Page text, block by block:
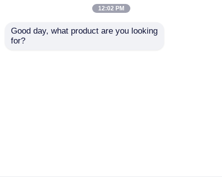
12:02 PM
Good day, what product are you looking
for?